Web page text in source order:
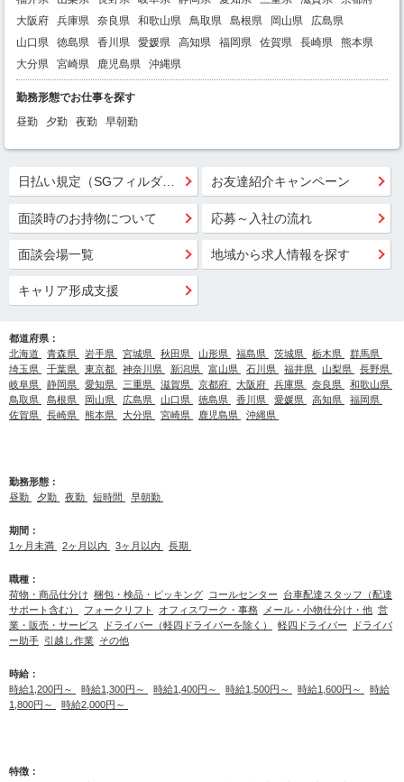
大阪府
兵庫県 奈良県 和歌山県 鳥取県 島根県 岡山県
広島県
山口県
徳島県 香川県 愛媛県 高知県 福岡県 佐賀県 長崎県
熊本県
大分県
宮崎県 鹿児島県 沖縄県
勤務形態でお仕事を探す
昼勤
夕勤 夜勤 早朝勤
日払い規定（SGフィルダー） お友達紹介キャンペーン
面談時のお持物について 応募～入社の流れ
面談会場一覧 地域から求人情報を探す
キャリア形成支援
都道府県：
北海道
青森県 岩手県 宮城県 秋田県 山形県 福島県 茨城県 栃木県
群馬県
埼玉県
千葉県 東京都 神奈川県 新潟県 富山県 石川県 福井県 山梨県
長野県
岐阜県
静岡県 愛知県 三重県 滋賀県 京都府 大阪府 兵庫県 奈良県
和歌山県
鳥取県
島根県 岡山県 広島県 山口県 徳島県 香川県 愛媛県 高知県
福岡県
佐賀県
長崎県 熊本県 大分県 宮崎県 鹿児島県 沖縄県
勤務形態：
昼勤
夕勤 夜勤 短時間 早朝勤
期間：
1ヶ月未満
2ヶ月以内 3ヶ月以内 長期
職種：
荷物・商品仕分け 梱包・検品・ピッキング コールセンター
台車配達スタッフ（配達
サポート含む）
フォークリフト オフィスワーク・事務 メール・小物仕分け・他 営
業・販売・サービス
ドライバー（軽四ドライバーを除く） 軽四ドライバー
ドライバ
ー助手 引越し作業 その他
時給：
時給1,200円～
時給1,300円～ 時給1,400円～ 時給1,500円～ 時給1,600円～
時給
1,800円～
時給2,000円～
特徴：